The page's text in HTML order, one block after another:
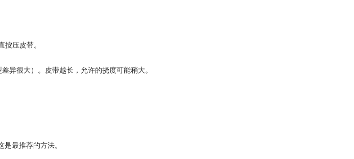
压皮带。
异很大）。皮带越长，允许的挠度可能稍大。
最推荐的方法。